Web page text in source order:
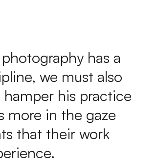
has a
we must also
his practice
more in the gaze
that their work